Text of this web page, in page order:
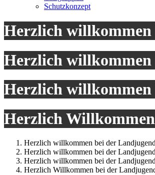
Schutzkonzept
Herzlich willkommen
Herzlich willkommen
Herzlich willkommen
Herzlich
Herzlich willkommen bei der
Herzlich willkommen bei der
Herzlich willkommen bei der
Herzlich Willkommen bei der